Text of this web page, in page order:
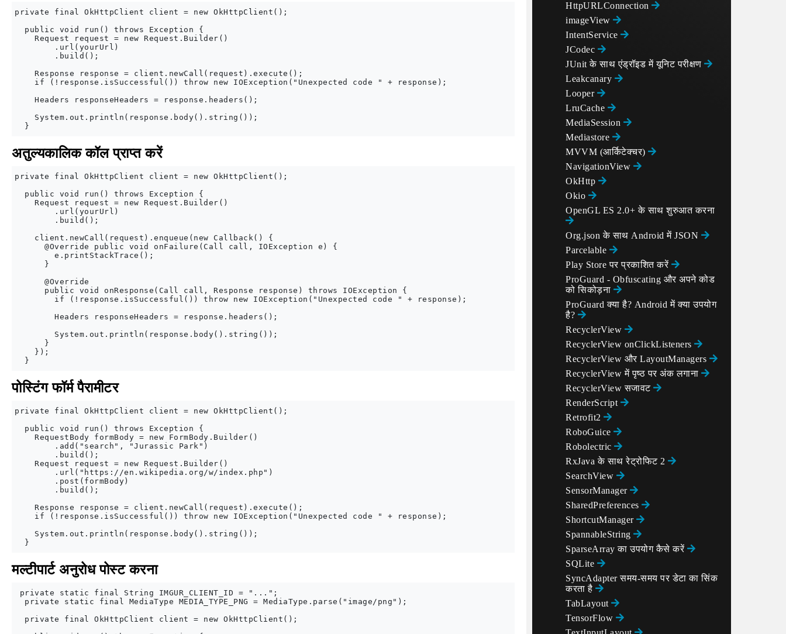
private final OkHttpClient client = new OkHttpClient();
  public void run() throws Exception {
    Request request = new Request.Builder()
        .url(yourUrl)
        .build();
    Response response = client.newCall(request).execute();
    if (!response.isSuccessful()) throw new IOException("Unexpected code " + response);
    Headers responseHeaders = response.headers();
    System.out.println(response.body().string());
अतुल्यकालिक कॉल प्राप्त करें
private final OkHttpClient client = new OkHttpClient();
  public void run() throws Exception {
    Request request = new Request.Builder()
        .url(yourUrl)
        .build();
    client.newCall(request).enqueue(new Callback() {
      @Override public void onFailure(Call call, IOException e) {
        e.printStackTrace();
      }
      @Override
      public void onResponse(Call call, Response response) throws IOException {
        if (!response.isSuccessful()) throw new IOException("Unexpected code " + response);
        Headers responseHeaders = response.headers();
        System.out.println(response.body().string());
      }
    });
पोस्टिंग फॉर्म पैरामीटर
private final OkHttpClient client = new OkHttpClient();
  public void run() throws Exception {
    RequestBody formBody = new FormBody.Builder()
        .add("search", "Jurassic Park")
        .build();
    Request request = new Request.Builder()
        .url("https://en.wikipedia.org/w/index.php")
        .post(formBody)
        .build();
    Response response = client.newCall(request).execute();
    if (!response.isSuccessful()) throw new IOException("Unexpected code " + response);
    System.out.println(response.body().string());
मल्टीपार्ट अनुरोध पोस्ट करना
private static final String IMGUR_CLIENT_ID = "...";
  private static final MediaType MEDIA_TYPE_PNG = MediaType.parse("image/png");
  private final OkHttpClient client = new OkHttpClient();
HttpURLConnection
imageView
IntentService
JCodec
JUnit के साथ एंड्रॉइड में यूनिट परीक्षण
Leakcanary
Looper
LruCache
MediaSession
Mediastore
MVVM (आर्किटेक्चर)
NavigationView
OkHttp
Okio
OpenGL ES 2.0+ के साथ शुरुआत करना
Org.json के साथ Android में JSON
Parcelable
Play Store पर प्रकाशित करें
ProGuard - Obfuscating और अपने कोड
को सिकोड़ना
ProGuard क्या है? Android में क्या उपयोग
है?
RecyclerView
RecyclerView onClickListeners
RecyclerView और LayoutManagers
RecyclerView में पृष्ठ पर अंक लगाना
RecyclerView सजावट
RenderScript
Retrofit2
RoboGuice
Robolectric
RxJava के साथ रेट्रोफिट 2
SearchView
SensorManager
SharedPreferences
ShortcutManager
SpannableString
SparseArray का उपयोग कैसे करें
SQLite
SyncAdapter समय-समय पर डेटा का सिंक
करता है
TabLayout
TensorFlow